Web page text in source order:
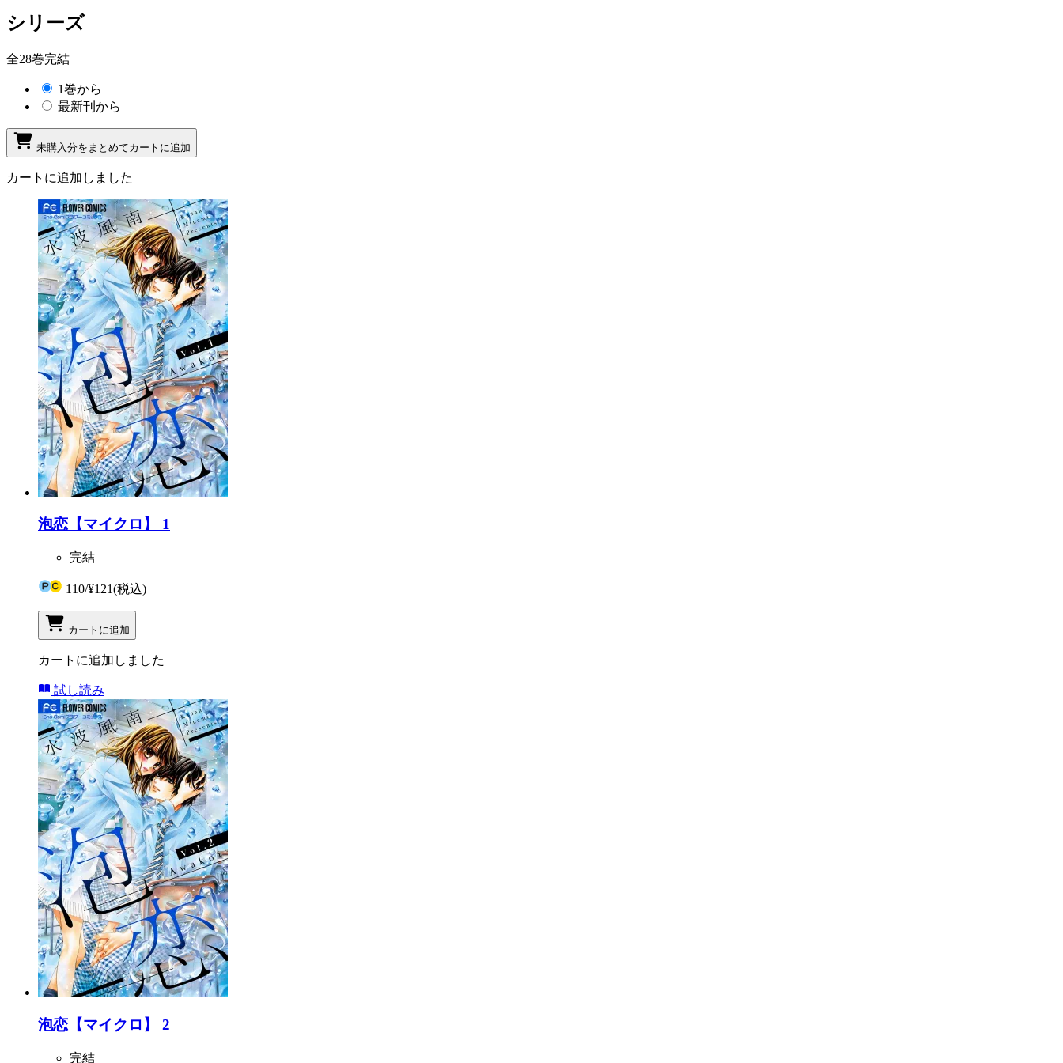
シリーズ
全28巻完結
1巻から
最新刊から
未購入分をまとめてカートに追加
カートに追加しました
泡恋【マイクロ】 1
完結
110/¥121(税込)
カートに追加
カートに追加しました
試し読み
泡恋【マイクロ】 2
完結